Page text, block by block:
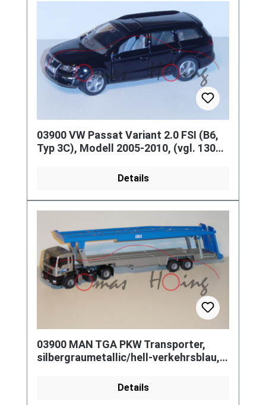
03900 VW Passat Variant 2.0 FSI (B6,
Typ 3C), Modell 2005-2010, (vgl. 1307)
Details
03900 MAN TGA PKW Transporter,
silbergraumetallic/hell-verkehrsblau,
Details